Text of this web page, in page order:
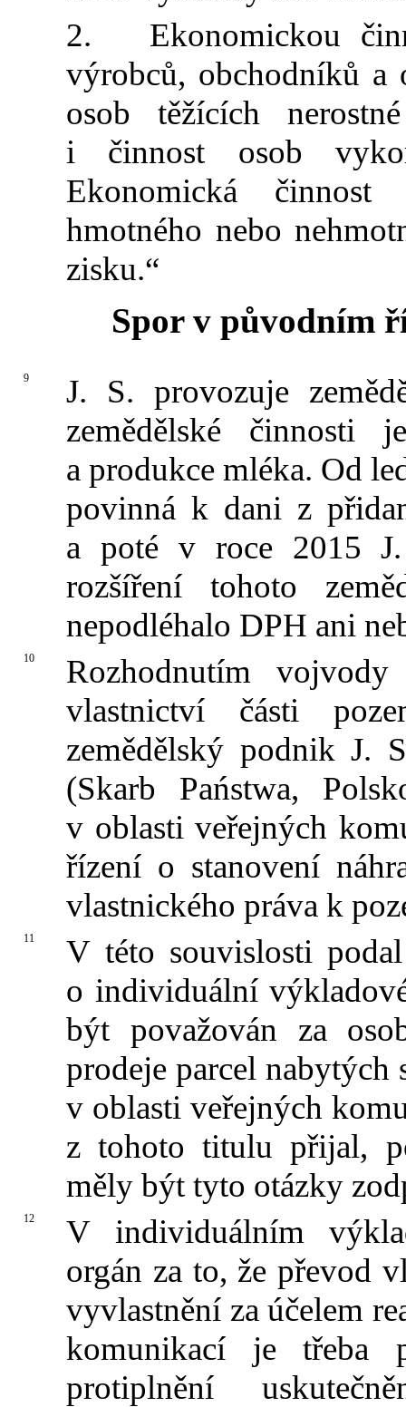
2. Ekonomickou
výrobců, obchodníků a
osob těžících
i činnost osob
Ekonomická činnost
hmotného nebo
zisku.“
Spor v původním
9
J. S. provozuje
zemědělské
a produkce mléka. Od
povinná k dani z
a poté v roce 2015
rozšíření tohoto
nepodléhalo DPH ani
10
Rozhodnutím
vlastnictví části
zemědělský podnik J.
(Skarb Państwa,
v oblasti veřejných
řízení o stanovení
vlastnického práva k
11
V této souvislosti
o individuální
být považován za
prodeje parcel nabytých
v oblasti veřejných
z tohoto titulu přijal,
měly být tyto otázky
12
V individuálním
orgán za to, že převod
vyvlastnění za účelem
komunikací je třeba
protiplnění